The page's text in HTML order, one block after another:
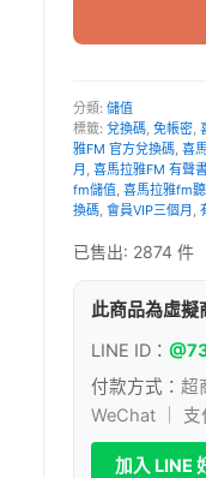
馬
fm
代
儲
會
員
三
分類: 儲值
標籤: 兌換碼 免帳密
雅FM 官方兌換碼 喜
月 喜馬拉雅FM 有聲
fm儲值 喜馬拉雅fm
換碼 會員VIP三個月
已售出: 2874 件
此商品為虛擬
LINE ID：
付款方式： 超
WeChat ｜ 支
加入 LINE